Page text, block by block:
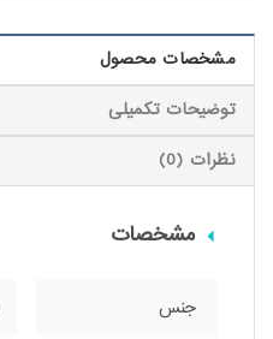
مشخصات محصول
توضیحات تکمیلی
نظرات (0)
مشخصات
جنس